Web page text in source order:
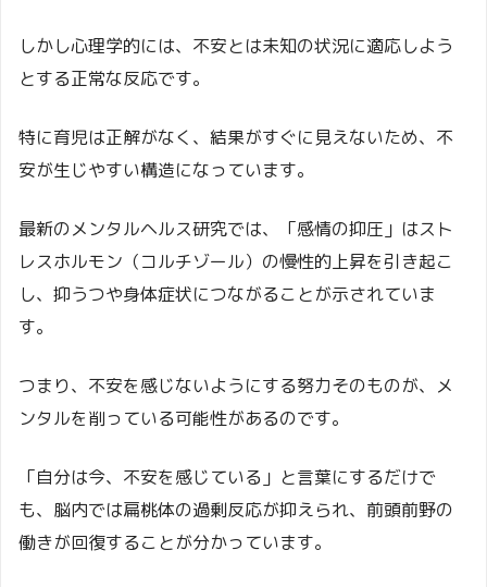
しかし心理学的には、不安とは未知の状況に適応しよう
とする正常な反応です。
特に育児は正解がなく、結果がすぐに見えないため、不
安が生じやすい構造になっています。
最新のメンタルヘルス研究では、「感情の抑圧」はスト
レスホルモン（コルチゾール）の慢性的上昇を引き起こ
し、抑うつや身体症状につながることが示されていま
す。
つまり、不安を感じないようにする努力そのものが、メ
ンタルを削っている可能性があるのです。
「自分は今、不安を感じている」と言葉にするだけで
も、脳内では扁桃体の過剰反応が抑えられ、前頭前野の
働きが回復することが分かっています。